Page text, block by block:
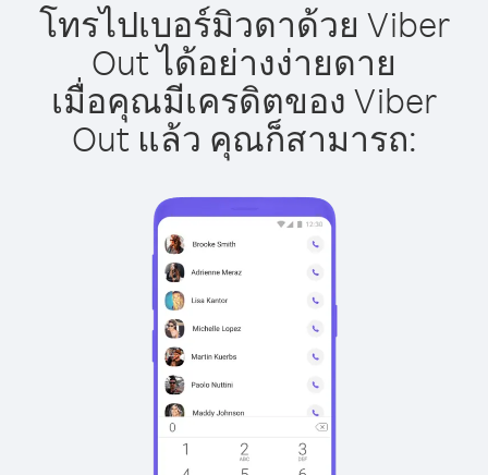
โทรไปเบอร์มิวดาด้วย Viber
Out ได้อย่างง่ายดาย
เมื่อคุณมีเครดิตของ Viber
Out แล้ว คุณก็สามารถ: